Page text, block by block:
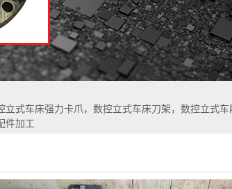
1 2
式车床强力卡爪，数控立式车床刀架，数控立式
件加工